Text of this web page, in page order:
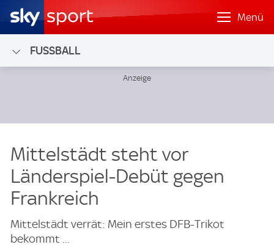
Menü
FUSSBALL
Mittelstädt steht vor
Länderspiel-Debüt gegen
Frankreich
Mittelstädt verrät: Mein erstes DFB-Trikot
bekommt ...